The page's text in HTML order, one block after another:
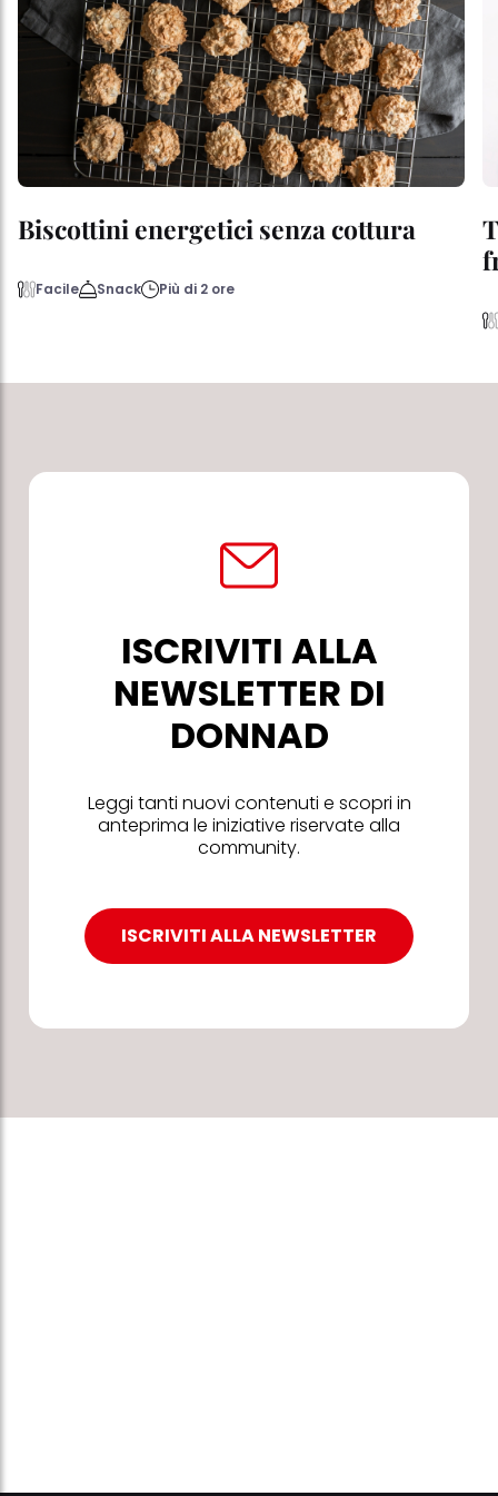
Biscottini energetici senza cottura
Facile Snack Più di 2 ore
ISCRIVITI ALLA
NEWSLETTER DI
DONNAD
Leggi tanti nuovi contenuti e scopri in
anteprima le iniziative riservate alla
community.
ISCRIVITI ALLA NEWSLETTER